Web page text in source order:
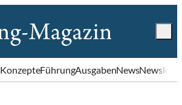
KonzepteFührungAusgabenNews